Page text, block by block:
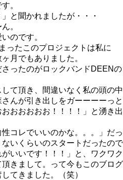
。
と聞かれましたが・・・
。
のです。
ったこのプロジェクトは私に
月でもありました。
ったのがロックバンドDEENの
て頂き、間違いなく私の頭の中
んが引き出しをガーーーーっと
おおおおお！！！！」と湧き出
コレでいいのかな。。。」だっ
いくらいのスタートだったので
いいです！！！」と、ワクワク
きまして。って今もこのブログ
てきました。（笑）